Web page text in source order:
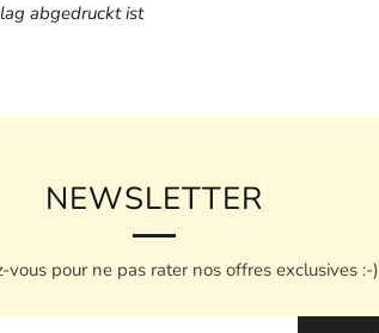
abgedruckt ist
NEWSLETTER
vous pour ne pas rater nos offres exclusives :-)